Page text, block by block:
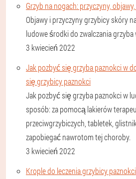
Grzyb na nogach: przyczyny,
Objawy i przyczyny grzybicy skóry
ludowe środki do zwalczania grzyba
3 kwiecień 2022
Jak pozbyć się grzyba paznokci w
się grzybicy paznokci
Jak pozbyć się grzyba paznokci w
sposób: za pomocą lakierów
przeciwgrzybiczych, tabletek,
zapobiegać nawrotom tej choroby.
3 kwiecień 2022
Krople do leczenia grzybicy paznokci